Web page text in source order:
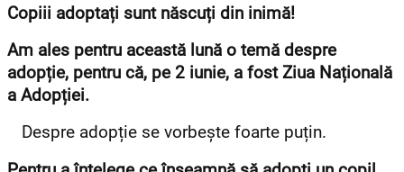
Copiii adoptați sunt născuți din inimă!
Am ales pentru această lună o temă despre
adopție, pentru că, pe 2 iunie, a fost Ziua Națională
a Adopției.
Despre adopție se vorbește foarte puțin.